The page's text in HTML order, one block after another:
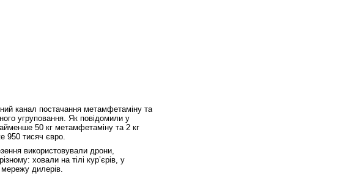
канал постачання метамфетаміну та
угруповання. Як повідомили у
50 кг метамфетаміну та 2 кг
950 тисяч євро.
використовували дрони,
ховали на тілі кур’єрів, у
дилерів.